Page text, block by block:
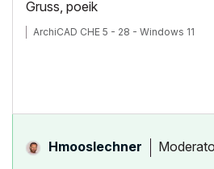
Gruss, poeik
ArchiCAD CHE 5 - 28 - Windows 11
Hmooslechner